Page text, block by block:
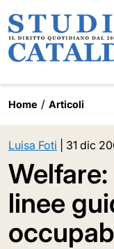
Home Articoli
Luisa Foti 31 dic
linee